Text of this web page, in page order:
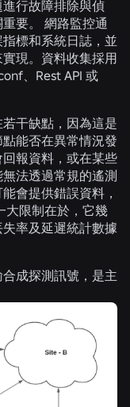
行故障排除與偵
要。 網路監控通
標和系統日誌，並
現。資料收集採用
、Rest API 或
干缺點，因為這是
能否在異常情況發
報資料，或在某些
法透過常規的遙測
會提供錯誤資料，
大限制在於，它幾
率及延遲統計數據
成探測訊號，是主